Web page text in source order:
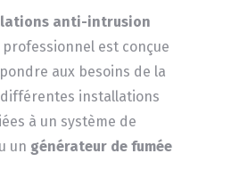
anti-intrusion
est conçue
aux besoins de la
installations
à un système de
un générateur de fumée